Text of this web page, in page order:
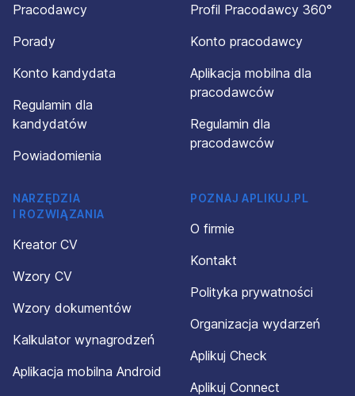
Pracodawcy
Porady
Konto kandydata
Regulamin dla
kandydatów
Powiadomienia
Profil Pracodawcy 360°
Konto pracodawcy
Aplikacja mobilna dla
pracodawców
Regulamin dla
pracodawców
NARZĘDZIA
I ROZWIĄZANIA
Kreator CV
Wzory CV
Wzory dokumentów
Kalkulator wynagrodzeń
Aplikacja mobilna Android
POZNAJ APLIKUJ.PL
O firmie
Kontakt
Polityka prywatności
Organizacja wydarzeń
Aplikuj Check
Aplikuj Connect